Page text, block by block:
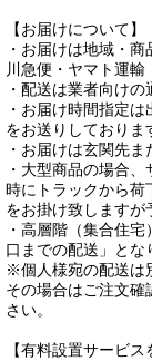
【お届けについて】
・お届けは地域・
川急便・ヤマト運輸
・配送は業者向けの
・お届け時間指定
をお送りしておりま
・お届けは玄関先
・大型商品の場合
時にトラックから荷
をお掛け致しますが
・高層階（集合住
口までの配送」とな
※個人様宛の配送は
その場合はご注文確
さい。
【有料設置サービス